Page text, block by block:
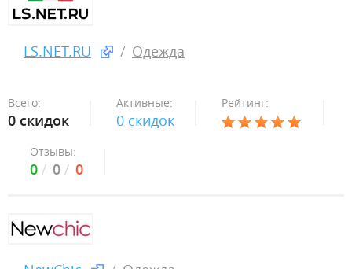
LS.NET.RU Одежда
Всего:
0 скидок
Активные:
0 скидок
Рейтинг:
Отзывы:
0 0 0